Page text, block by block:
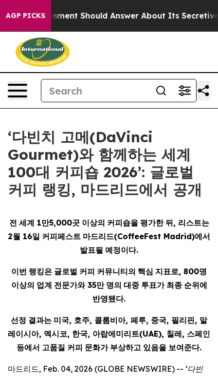
AGP PICKS
Government Should Answer About Its Secretive
‘다빈치 고메(DaVinci
Gourmet)와 함께하는 세계
100대 커피숍 2026’: 글로벌
커피 랭킹, 마드리드에서 공개
전 세계 1만5,000곳 이상의 커피숍을 평가한 뒤, 리스트는
2월 16일 커피페스트 마드리드(CoffeeFest Madrid)에서
발표될 예정이다.
이번 랭킹은 글로벌 커피 커뮤니티의 핵심 지표로, 800명
이상의 업계 전문가와35만 명의 대중 투표가 최종 순위에
반영됐다.
선정 결과는 미국, 호주, 콜롬비아, 페루, 중국, 필리핀, 말
레이시아, 멕시코, 한국, 아랍에미리트(UAE), 칠레, 스페인
등에서 고품질 커피 문화가 부상하고 있음을 보여준다.
마드리드, Feb. 04, 2026 (GLOBE NEWSWIRE) -- ‘다빈